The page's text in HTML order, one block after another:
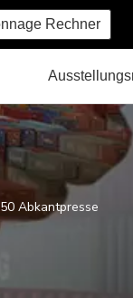
Rechner
Abkantpresse